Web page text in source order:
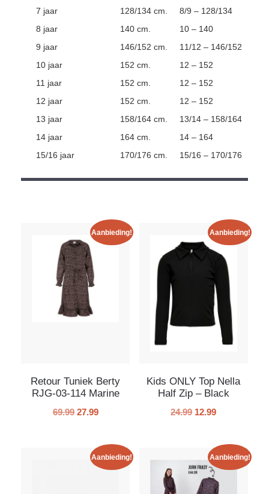
7 jaar 128/134 cm.
8/9 – 128/134
8 jaar
140 cm.
10 – 140
9 jaar
146/152 cm.
11/12 – 146/152
10 jaar
152 cm.
12 – 152
11 jaar
152 cm.
12 – 152
12 jaar
152 cm.
12 – 152
13 jaar
158/164 cm.
13/14 – 158/164
14 jaar
164 cm.
14 – 164
15/16 jaar
170/176 cm. 15/16 – 170/176
Aanbieding!
Retour Tuniek Berty
RJG-03-114 Marine
69.99 27.99
Aanbieding!
Kids ONLY Top Nella
Half Zip – Black
24.99 12.99
Aanbieding! Aanbieding!